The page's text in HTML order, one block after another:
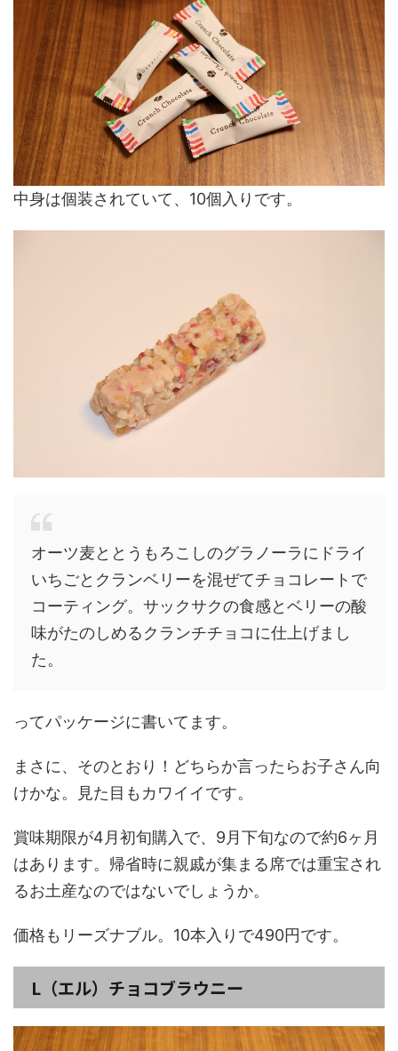
中身は個装されていて、10個入りです。
オーツ麦ととうもろこしのグラノーラにドライ
いちごとクランベリーを混ぜてチョコレートで
コーティング。サックサクの食感とベリーの酸
味がたのしめるクランチチョコに仕上げまし
た。
ってパッケージに書いてます。
まさに、そのとおり！どちらか言ったらお子さん向
けかな。見た目もカワイイです。
賞味期限が4月初旬購入で、9月下旬なので約6ヶ月
はあります。帰省時に親戚が集まる席では重宝され
るお土産なのではないでしょうか。
価格もリーズナブル。10本入りで490円です。
L（エル）チョコブラウニー